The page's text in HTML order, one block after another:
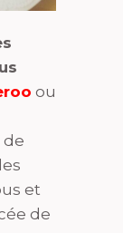
ou
de
et
de